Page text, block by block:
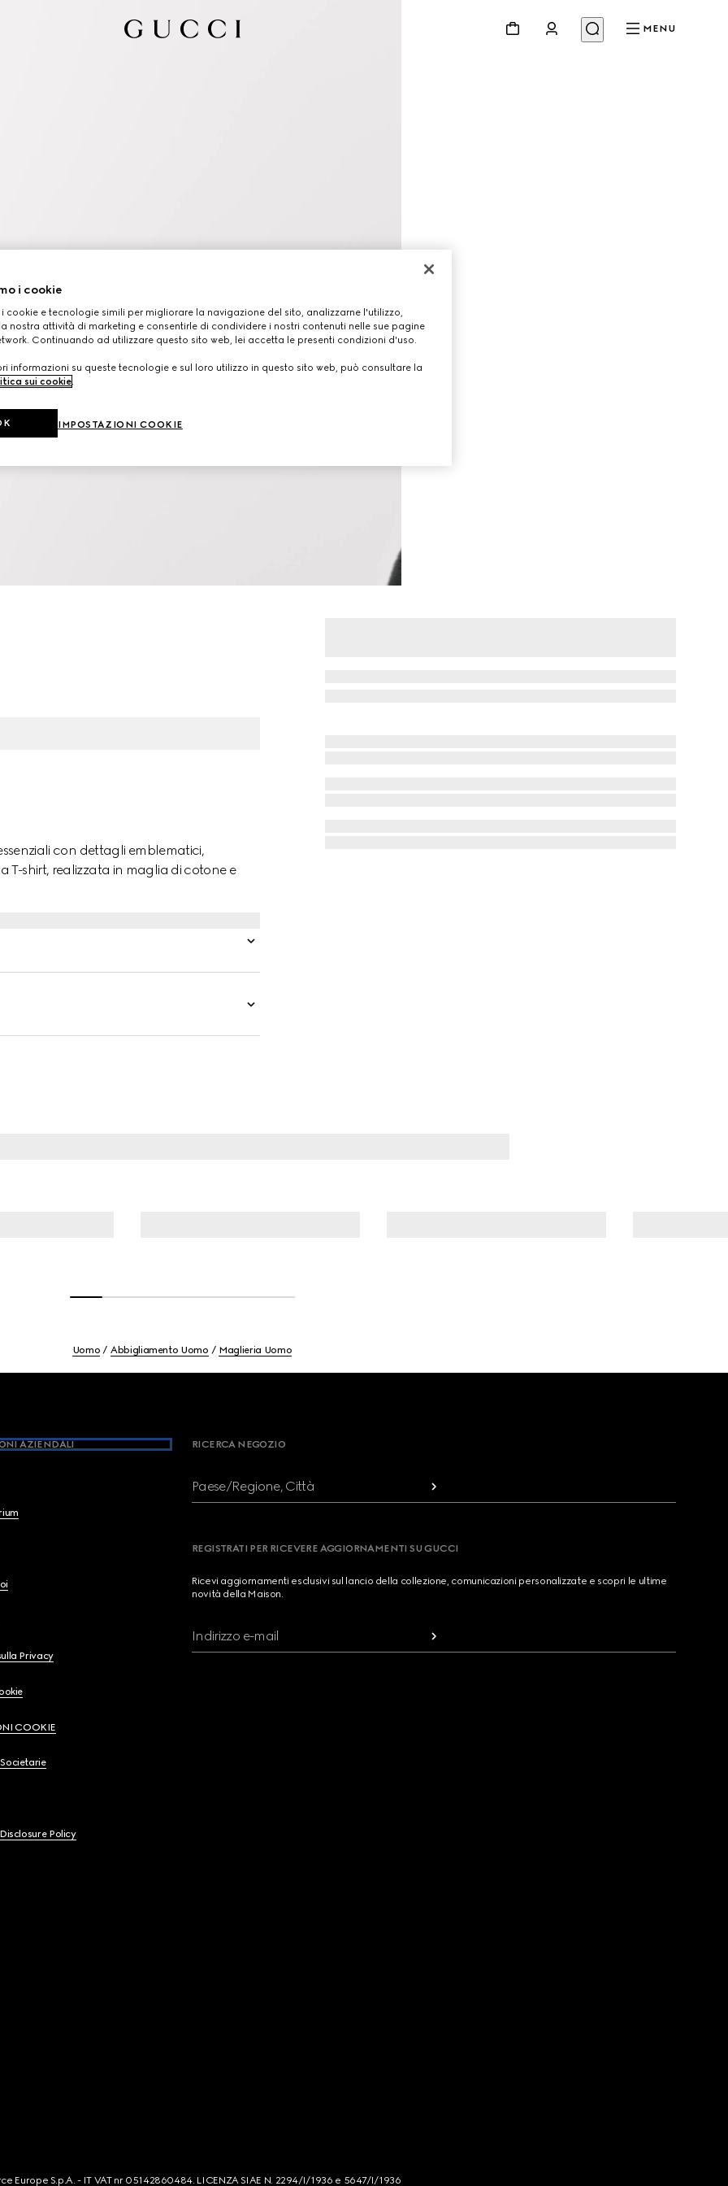
MENU
con dettagli emblematici,
shirt, realizzata in maglia di cotone e
Uomo Abbigliamento Uomo Maglieria Uomo
AZIENDALI
Privacy
COOKIE
Policy
RICERCA NEGOZIO
Paese/Regione, Città
REGISTRATI PER RICEVERE AGGIORNAMENTI SU GUCCI
Ricevi aggiornamenti esclusivi sul lancio della collezione, comunicazioni personalizzate e scopri le ultime
novità della Maison.
Indirizzo e-mail
Europe S.p.A. - IT VAT nr 05142860484. LICENZA SIAE N. 2294/I/1936 e 5647/I/1936
i cookie
cookie e tecnologie simili per migliorare la navigazione del sito, analizzarne l'utilizzo,
nostra attività di marketing e consentirle di condividere i nostri contenuti nelle sue pagine
Continuando ad utilizzare questo sito web, lei accetta le presenti condizioni d'uso.
informazioni su queste tecnologie e sul loro utilizzo in questo sito web, può consultare la
sui cookie
IMPOSTAZIONI COOKIE